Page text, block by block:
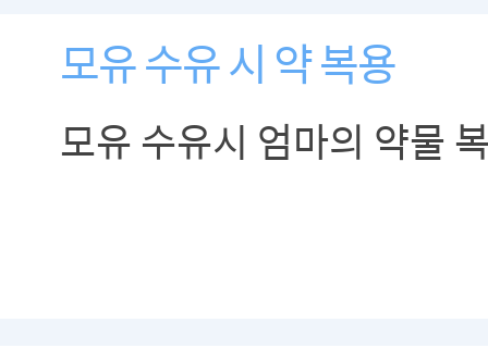
모유 수유 시 약 복용
모유 수유시 엄마의 약물